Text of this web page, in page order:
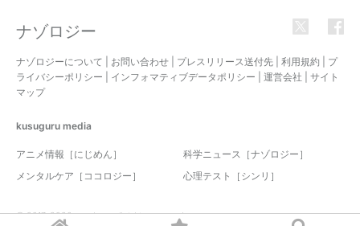
ナゾロジー
ナゾロジーについて お問い合わせ プレスリリース送付先 利用規約
プ
ライバシーポリシー
インフォマティブデータポリシー 運営会社
サイト
マップ
kusuguru media
アニメ情報［にじめん］
科学ニュース［ナゾロジー］
メンタルケア［ココロジー］
心理テスト［シンリ］
© 2017-2026 nazology. all rights reserved.